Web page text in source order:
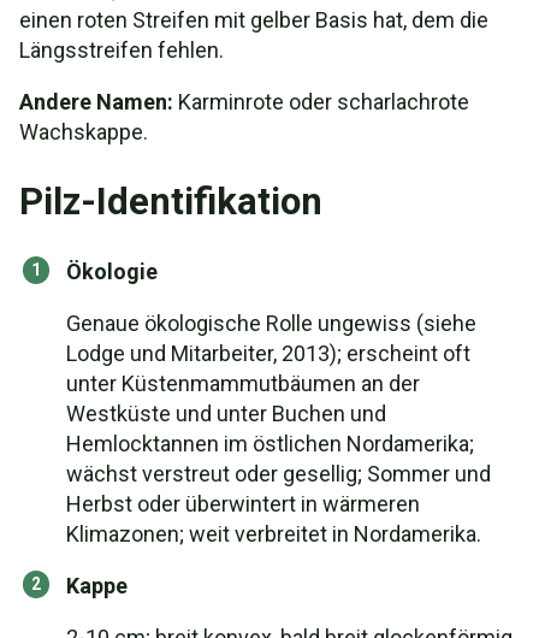
einen roten Streifen mit gelber Basis hat, dem die
Längsstreifen fehlen.
Andere Namen: Karminrote oder scharlachrote
Wachskappe.
Pilz-Identifikation
Ökologie
Genaue ökologische Rolle ungewiss (siehe
Lodge und Mitarbeiter, 2013); erscheint oft
unter Küstenmammutbäumen an der
Westküste und unter Buchen und
Hemlocktannen im östlichen Nordamerika;
wächst verstreut oder gesellig; Sommer und
Herbst oder überwintert in wärmeren
Klimazonen; weit verbreitet in Nordamerika.
Kappe